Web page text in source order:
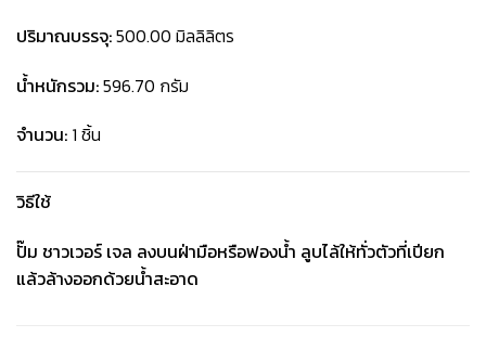
ปริมาณบรรจุ:500.00 มิลลิลิตร
น้ำหนักรวม:596.70 กรัม
จำนวน: 1 ชิ้น
วิธีใช้
ปั๊ม ชาวเวอร์ เจล ลงบนฝ่ามือหรือฟองน้ำ ลูบไล้ให้ทั่วตัวที่เปียก
แล้วล้างออกด้วยน้ำสะอาด